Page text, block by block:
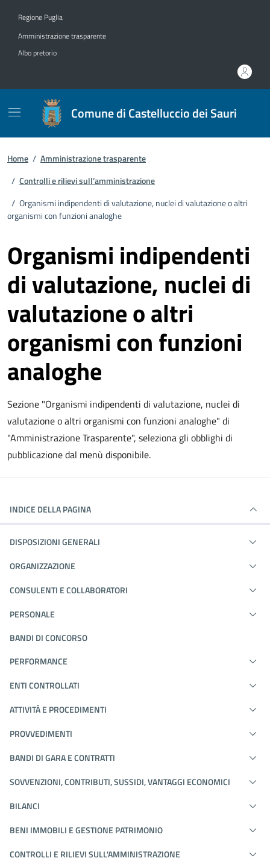
Regione Puglia
Amministrazione trasparente
Albo pretorio
Comune di Castelluccio dei Sauri
Home / Amministrazione trasparente
/ Controlli e rilievi sull’amministrazione
/ Organismi indipendenti di valutazione, nuclei di valutazione o altri
organismi con funzioni analoghe
Organismi indipendenti
di valutazione, nuclei di
valutazione o altri
organismi con funzioni
analoghe
Sezione "Organismi indipendenti di valutazione, nuclei di
valutazione o altri organismi con funzioni analoghe" di
"Amministrazione Trasparente", seleziona gli obblighi di
pubblicazione dal menù disponibile.
INDICE DELLA PAGINA
DISPOSIZIONI GENERALI
ORGANIZZAZIONE
CONSULENTI E COLLABORATORI
PERSONALE
BANDI DI CONCORSO
PERFORMANCE
ENTI CONTROLLATI
ATTIVITÀ E PROCEDIMENTI
PROVVEDIMENTI
BANDI DI GARA E CONTRATTI
SOVVENZIONI, CONTRIBUTI, SUSSIDI, VANTAGGI ECONOMICI
BILANCI
BENI IMMOBILI E GESTIONE PATRIMONIO
CONTROLLI E RILIEVI SULL'AMMINISTRAZIONE